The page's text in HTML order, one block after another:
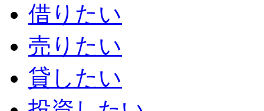
借りたい
売りたい
貸したい